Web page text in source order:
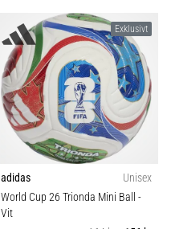
Exklusivt
adidas
Unisex
World Cup 26 Trionda Mini Ball -
Vit